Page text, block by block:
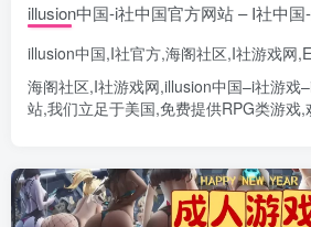
illusion中国-i社中国官方网站 – I社中
illusion中国,I社官方,海阁社区,I社游戏网,
海阁社区,I社游戏网,illusion中国–i社游戏–
站,我们立足于美国,免费提供RPG类游戏,